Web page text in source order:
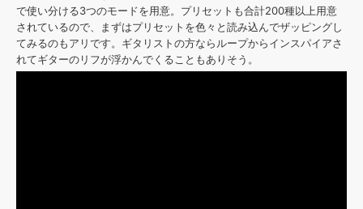
で使い分ける3つのモードを用意。プリセットも合計200種以上用意
されているので、まずはプリセットを色々と読み込んでザッピングし
てみるのもアリです。ギタリストの方ならループからインスパイアさ
れてギターのリフが浮かんでくることもありそう。